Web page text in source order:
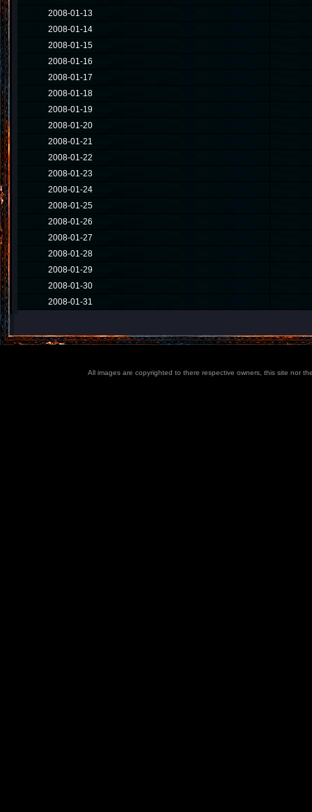
2008-01-13
2008-01-14
2008-01-15
2008-01-16
2008-01-17
2008-01-18
2008-01-19
2008-01-20
2008-01-21
2008-01-22
2008-01-23
2008-01-24
2008-01-25
2008-01-26
2008-01-27
2008-01-28
2008-01-29
2008-01-30
2008-01-31
All images are copyrighted to there respective owners, this site nor